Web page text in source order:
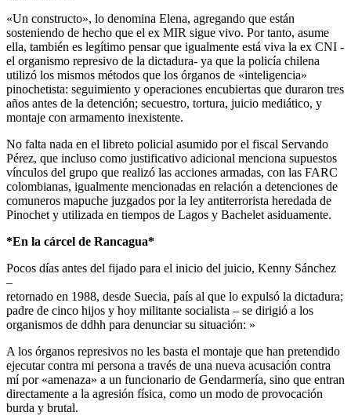
«Un constructo», lo denomina Elena, agregando que están
sosteniendo de hecho que el ex MIR sigue vivo. Por tanto, asume
ella, también es legítimo pensar que igualmente está viva la ex CNI -
el organismo represivo de la dictadura- ya que la policía chilena
utilizó los mismos métodos que los órganos de «inteligencia»
pinochetista: seguimiento y operaciones encubiertas que duraron tres
años antes de la detención; secuestro, tortura, juicio mediático, y
montaje con armamento inexistente.
No falta nada en el libreto policial asumido por el fiscal Servando
Pérez, que incluso como justificativo adicional menciona supuestos
vínculos del grupo que realizó las acciones armadas, con las FARC
colombianas, igualmente mencionadas en relación a detenciones de
comuneros mapuche juzgados por la ley antiterrorista heredada de
Pinochet y utilizada en tiempos de Lagos y Bachelet asiduamente.
*En la cárcel de Rancagua*
Pocos días antes del fijado para el inicio del juicio, Kenny Sánchez
–
retornado en 1988, desde Suecia, país al que lo expulsó la dictadura;
padre de cinco hijos y hoy militante socialista – se dirigió a los
organismos de ddhh para denunciar su situación: »
A los órganos represivos no les basta el montaje que han pretendido
ejecutar contra mi persona a través de una nueva acusación contra
mí por «amenaza» a un funcionario de Gendarmería, sino que entran
directamente a la agresión física, como un modo de provocación
burda y brutal.